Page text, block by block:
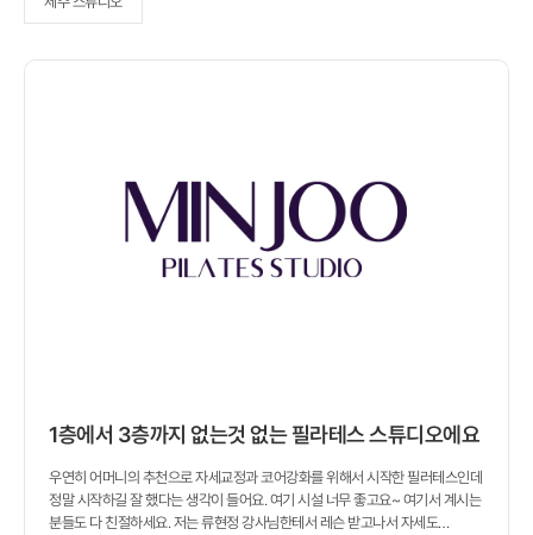
1층에서 3층까지 없는것 없는 필라테스 스튜디오에요
우연히 어머니의 추천으로 자세교정과 코어강화를 위해서 시작한 필러테스인데
정말 시작하길 잘 했다는 생각이 들어요. 여기 시설 너무 좋고요~ 여기서 계시는
분들도 다 친절하세요. 저는 류현정 강사님한테서 레슨 받고나서 자세도